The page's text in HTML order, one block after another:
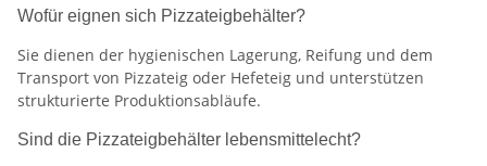
Wofür eignen sich Pizzateigbehälter?
Sie dienen der hygienischen Lagerung, Reifung und dem
Transport von Pizzateig oder Hefeteig und unterstützen
strukturierte Produktionsabläufe.
Sind die Pizzateigbehälter lebensmittelecht?